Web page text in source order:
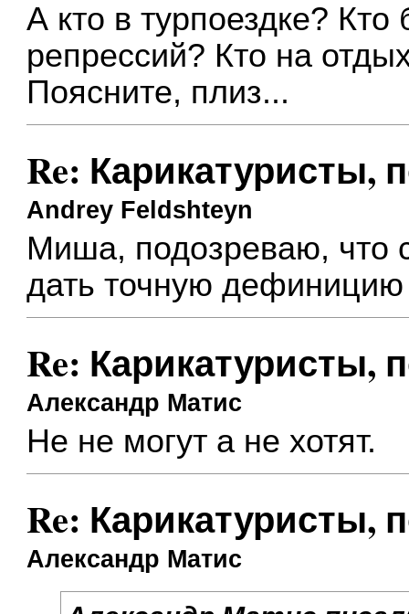
А кто в турпоездке?
репрессий? Кто на
Поясните, плиз...
Re: Карикатуристы,
Andrey Feldshteyn
Миша, подозреваю, что
дать точную дефиницию
Re: Карикатуристы,
Александр Матис
Не не могут а не хотят.
Re: Карикатуристы,
Александр Матис